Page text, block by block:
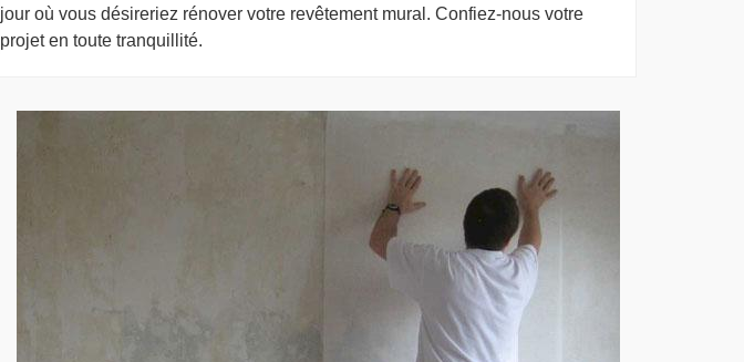
jour où vous désireriez rénover votre revêtement mural. Confiez-nous votre
projet en toute tranquillité.